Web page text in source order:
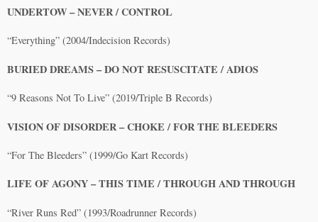
UNDERTOW – NEVER / CONTROL
“Everything” (2004/Indecision Records)
BURIED DREAMS – DO NOT RESUSCITATE / ADIOS
“9 Reasons Not To Live” (2019/Triple B Records)
VISION OF DISORDER – CHOKE / FOR THE BLEEDERS
“For The Bleeders” (1999/Go Kart Records)
LIFE OF AGONY – THIS TIME / THROUGH AND THROUGH
“River Runs Red” (1993/Roadrunner Records)